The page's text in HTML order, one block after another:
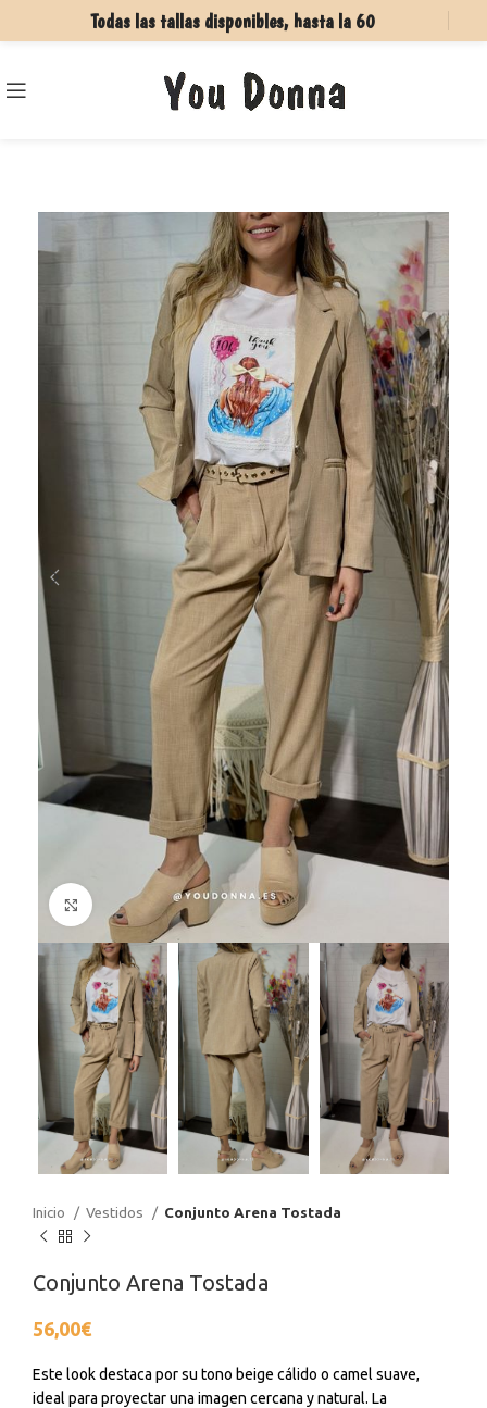
Todas las tallas disponibles, hasta la 60
Haga Click para agrandar
Inicio Vestidos Conjunto Arena Tostada
Conjunto Arena Tostada
56,00€
Este look destaca por su tono beige cálido o camel suave,
ideal para proyectar una imagen cercana y natural. La